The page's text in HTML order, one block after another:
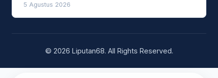
5 Agustus 2026
© 2026 Liputan68. All Rights Reserved.